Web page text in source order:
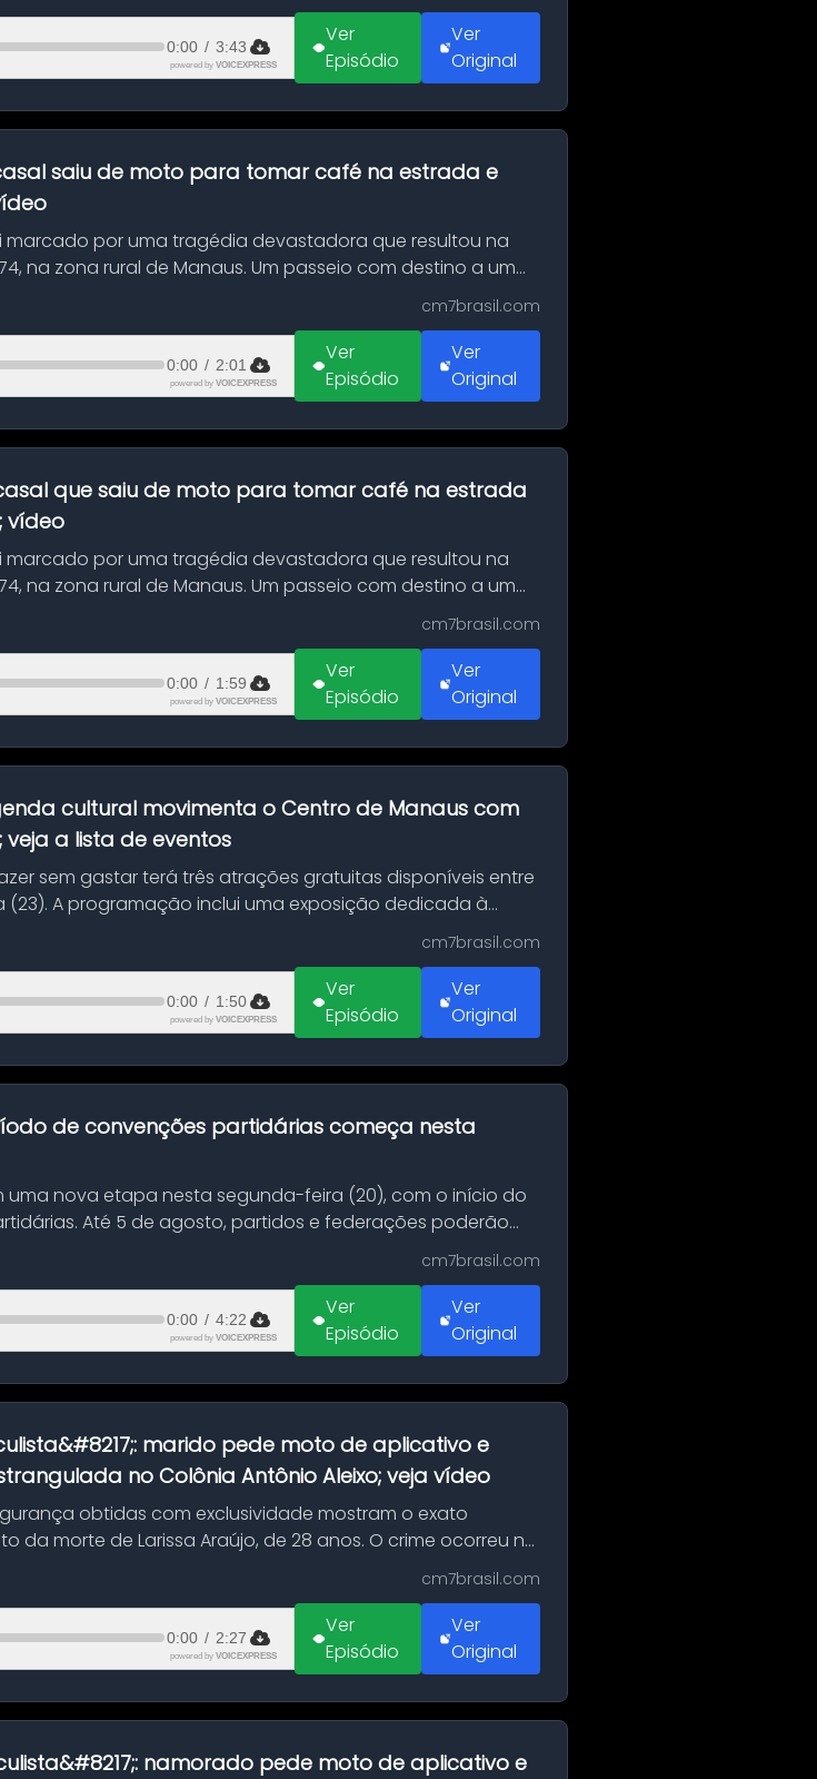
0:00 / 3:43
powered by VOICEXPRESS
Ver
Episódio
Ver
Original
saiu de moto para tomar café na estrada e
por uma tragédia devastadora que resultou na
na zona rural de Manaus. Um passeio com destino a um
cm7brasil.com
0:00 / 2:01
powered by VOICEXPRESS
Ver
Episódio
Ver
Original
que saiu de moto para tomar café na estrada
vídeo
por uma tragédia devastadora que resultou na
na zona rural de Manaus. Um passeio com destino a um
cm7brasil.com
0:00 / 1:59
powered by VOICEXPRESS
Ver
Episódio
Ver
Original
cultural movimenta o Centro de Manaus com
a lista de eventos
sem gastar terá três atrações gratuitas disponíveis entre
A programação inclui uma exposição dedicada à
cm7brasil.com
0:00 / 1:50
powered by VOICEXPRESS
Ver
Episódio
Ver
Original
de convenções partidárias começa nesta
uma nova etapa nesta segunda-feira (20), com o início do
Até 5 de agosto, partidos e federações poderão
cm7brasil.com
0:00 / 4:22
powered by VOICEXPRESS
Ver
Episódio
Ver
Original
marido pede moto de aplicativo e
no Colônia Antônio Aleixo; veja vídeo
obtidas com exclusividade mostram o exato
morte de Larissa Araújo, de 28 anos. O crime ocorreu na
cm7brasil.com
0:00 / 2:27
powered by VOICEXPRESS
Ver
Episódio
Ver
Original
namorado pede moto de aplicativo e